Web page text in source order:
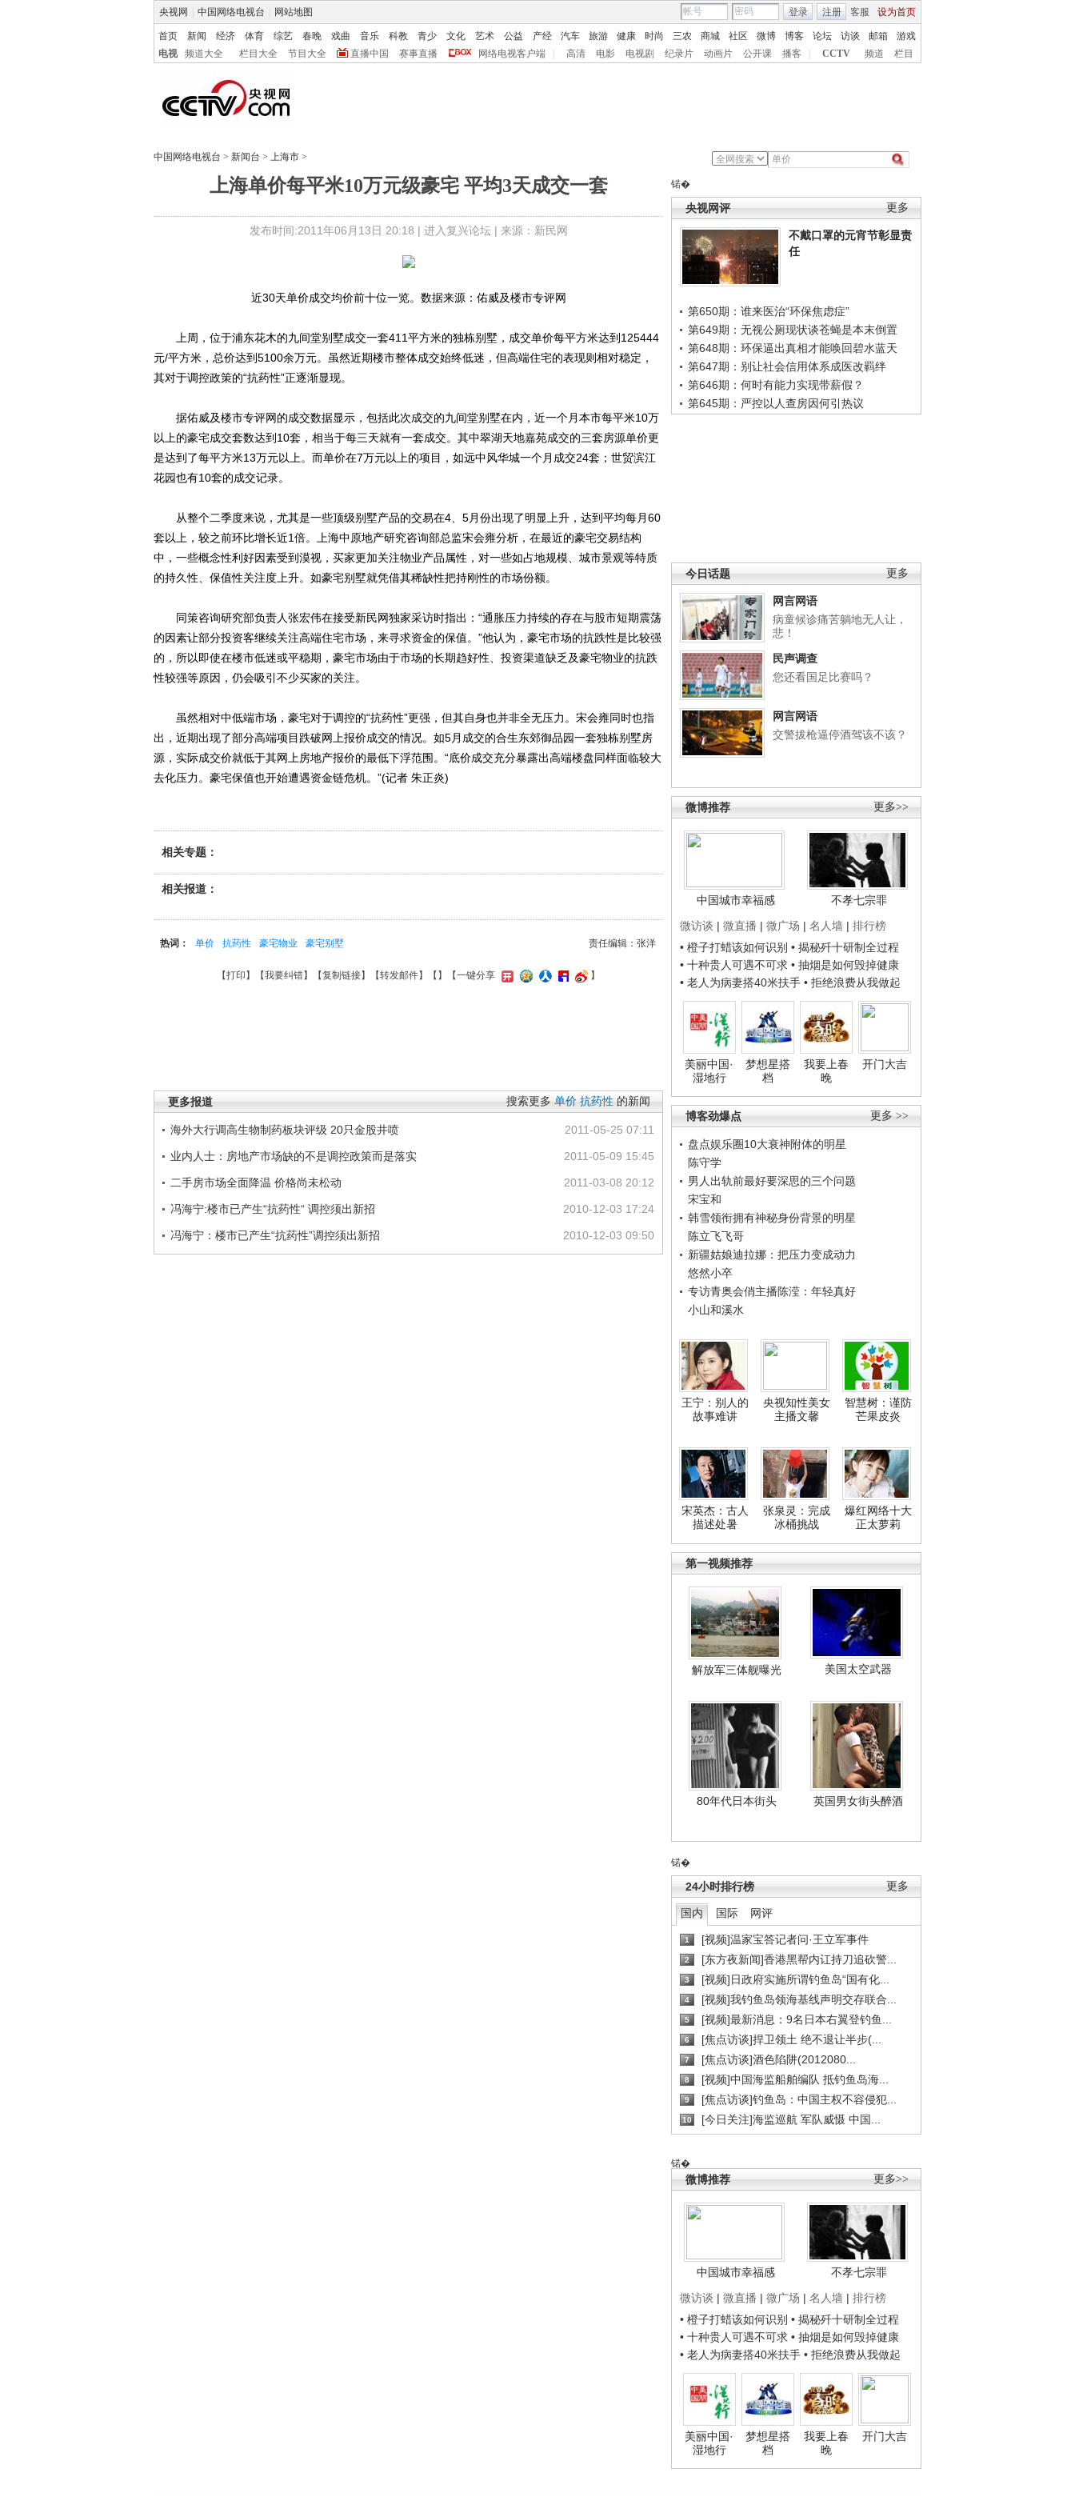
央视网 中国网络电视台 网站地图 客服 设为首页
登录 注册
首页 新闻 经济 体育 综艺 春晚 戏曲 音乐 科教 青少 文化 艺术 公益 产经 汽车 旅游 健康 时尚 三农 商城 社区 微博 博客 论坛 访谈 邮箱
游戏
电视
频道大全 栏目大全 节目大全 直播中国 赛事直播 网络电视客户端 高清 电影 电视剧 纪录片 动画片 公开课 播客 CCTV 频道 栏目
中国网络电视台 > 新闻台 > 上海市 >
上海单价每平米10万元级豪宅 平均3天成交一套
发布时间:2011年06月13日 20:18 | 进入复兴论坛| 来源：新民网
锘�
更多
央视网评
不戴口罩的元宵节彰显责
任
第650期：谁来医治“环保焦虑症”
第649期：无视公厕现状谈苍蝇是本末倒置
第648期：环保逼出真相才能唤回碧水蓝天
第647期：别让社会信用体系成医改羁绊
第646期：何时有能力实现带薪假？
第645期：严控以人查房因何引热议
更多
今日话题
网言网语
病童候诊痛苦躺地无人让，
悲！
民声调查
您还看国足比赛吗？
网言网语
交警拔枪逼停酒驾该不该？
更多>>
微博推荐
中国城市幸福感
不孝七宗罪
微访谈 | 微直播 | 微广场 | 名人墙 | 排行榜
• 橙子打蜡该如何识别 • 揭秘歼十研制全过程
• 十种贵人可遇不可求 • 抽烟是如何毁掉健康
• 老人为病妻搭40米扶手 • 拒绝浪费从我做起
美丽中国·
湿地行
梦想星搭
档
我要上春
晚
开门大吉
更多 >>
博客劲爆点
盘点娱乐圈10大衰神附体的明星
陈守学
男人出轨前最好要深思的三个问题
宋宝和
韩雪领衔拥有神秘身份背景的明星
陈立飞飞哥
新疆姑娘迪拉娜：把压力变成动力
悠然小卒
专访青奥会俏主播陈滢：年轻真好
小山和溪水
王宁：别人的
故事难讲
央视知性美女
主播文馨
智慧树：谨防
芒果皮炎
宋英杰：古人
描述处暑
张泉灵：完成
冰桶挑战
爆红网络十大
正太萝莉
第一视频推荐
解放军三体舰曝光 美国太空武器
80年代日本街头 英国男女街头醉酒
锘�
更多
24小时排行榜
国内 国际 网评
1 [视频]温家宝答记者问·王立军事件
2 [东方夜新闻]香港黑帮内讧持刀追砍警...
3 [视频]日政府实施所谓钓鱼岛“国有化...
4 [视频]我钓鱼岛领海基线声明交存联合...
5 [视频]最新消息：9名日本右翼登钓鱼...
6 [焦点访谈]捍卫领土 绝不退让半步(...
7 [焦点访谈]酒色陷阱(2012080...
8 [视频]中国海监船舶编队 抵钓鱼岛海...
9 [焦点访谈]钓鱼岛：中国主权不容侵犯...
10 [今日关注]海监巡航 军队威慑 中国...
锘�
更多>>
微博推荐
中国城市幸福感
不孝七宗罪
微访谈 | 微直播 | 微广场 | 名人墙 | 排行榜
• 橙子打蜡该如何识别 • 揭秘歼十研制全过程
• 十种贵人可遇不可求 • 抽烟是如何毁掉健康
• 老人为病妻搭40米扶手 • 拒绝浪费从我做起
美丽中国·
湿地行
梦想星搭
档
我要上春
晚
开门大吉
近30天单价成交均价前十位一览。数据来源：佑威及楼市专评网
上周，位于浦东花木的九间堂别墅成交一套411平方米的独栋别墅，成交单价每平方米达到125444
元/平方米，总价达到5100余万元。虽然近期楼市整体成交始终低迷，但高端住宅的表现则相对稳定，
其对于调控政策的“抗药性”正逐渐显现。
据佑威及楼市专评网的成交数据显示，包括此次成交的九间堂别墅在内，近一个月本市每平米10万
以上的豪宅成交套数达到10套，相当于每三天就有一套成交。其中翠湖天地嘉苑成交的三套房源单价更
是达到了每平方米13万元以上。而单价在7万元以上的项目，如远中风华城一个月成交24套；世贸滨江
花园也有10套的成交记录。
从整个二季度来说，尤其是一些顶级别墅产品的交易在4、5月份出现了明显上升，达到平均每月60
套以上，较之前环比增长近1倍。上海中原地产研究咨询部总监宋会雍分析，在最近的豪宅交易结构
中，一些概念性利好因素受到漠视，买家更加关注物业产品属性，对一些如占地规模、城市景观等特质
的持久性、保值性关注度上升。如豪宅别墅就凭借其稀缺性把持刚性的市场份额。
同策咨询研究部负责人张宏伟在接受新民网独家采访时指出：“通胀压力持续的存在与股市短期震荡
的因素让部分投资客继续关注高端住宅市场，来寻求资金的保值。”他认为，豪宅市场的抗跌性是比较强
的，所以即使在楼市低迷或平稳期，豪宅市场由于市场的长期趋好性、投资渠道缺乏及豪宅物业的抗跌
性较强等原因，仍会吸引不少买家的关注。
虽然相对中低端市场，豪宅对于调控的“抗药性”更强，但其自身也并非全无压力。宋会雍同时也指
出，近期出现了部分高端项目跌破网上报价成交的情况。如5月成交的合生东郊御品园一套独栋别墅房
源，实际成交价就低于其网上房地产报价的最低下浮范围。“底价成交充分暴露出高端楼盘同样面临较大
去化压力。豪宅保值也开始遭遇资金链危机。”(记者 朱正炎)
相关专题：
相关报道：
责任编辑：张洋
热词： 单价 抗药性 豪宅物业 豪宅别墅
【打印 】【我要纠错】【复制链接】【转发邮件】【 】 【一键分享 】
搜索更多 单价 抗药性 的新闻
更多报道
2011-05-25 07:11
海外大行调高生物制药板块评级 20只金股井喷
2011-05-09 15:45
业内人士：房地产市场缺的不是调控政策而是落实
2011-03-08 20:12
二手房市场全面降温 价格尚未松动
2010-12-03 17:24
冯海宁:楼市已产生“抗药性“ 调控须出新招
2010-12-03 09:50
冯海宁：楼市已产生“抗药性”调控须出新招